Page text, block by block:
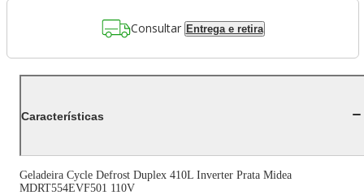
Consultar Entrega e retira
Características
Geladeira Cycle Defrost Duplex 410L Inverter Prata Midea
MDRT554EVF501 110V